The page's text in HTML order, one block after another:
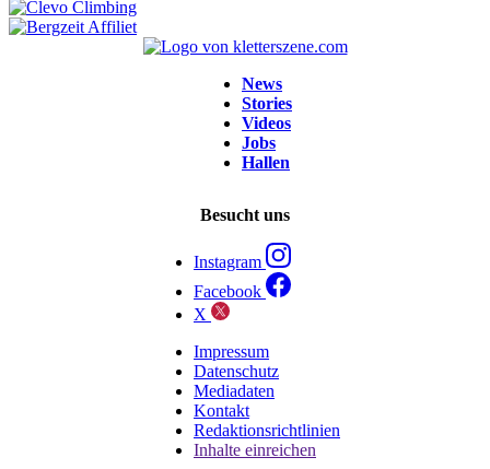
News
Stories
Videos
Jobs
Hallen
Besucht uns
Instagram
Facebook
X
Impressum
Datenschutz
Mediadaten
Kontakt
Redaktionsrichtlinien
Inhalte einreichen